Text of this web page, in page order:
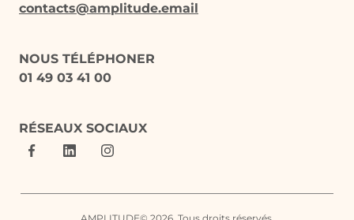
contacts@amplitude.email
NOUS TÉLÉPHONER
01 49 03 41 00
RÉSEAUX SOCIAUX